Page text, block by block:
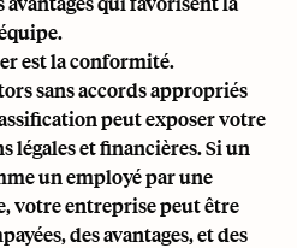
est la conformité.
sans accords appropriés
peut exposer votre
légales et financières. Si un
un employépar une
votre entreprise peut être
des avantages, et des